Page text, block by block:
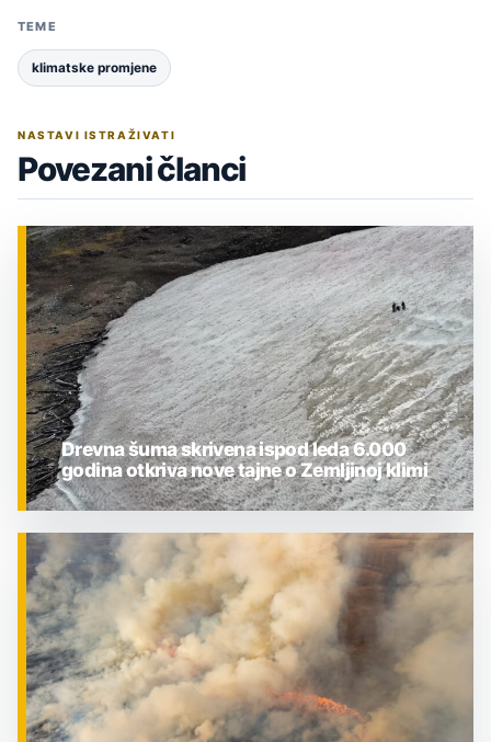
TEME
klimatske promjene
NASTAVI ISTRAŽIVATI
Povezani članci
ZNANOST
Drevna šuma skrivena ispod leda 6.000
godina otkriva nove tajne o Zemljinoj klimi